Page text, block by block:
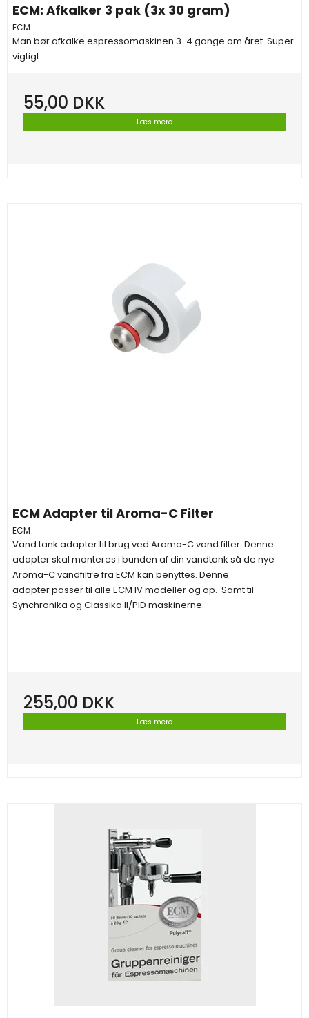
ECM: Afkalker 3 pak (3x 30 gram)
ECM
Man bør afkalke espressomaskinen 3-4 gange om året. Super
vigtigt.
55,00 DKK
Læs mere
ECM Adapter til Aroma-C Filter
ECM
Vand tank adapter til brug ved Aroma-C vand filter. Denne
adapter skal monteres i bunden af din vandtank så de nye
Aroma-C vandfiltre fra ECM kan benyttes. Denne
adapter passer til alle ECM IV modeller og op. Samt til
Synchronika og Classika II/PID maskinerne.
255,00 DKK
Læs mere